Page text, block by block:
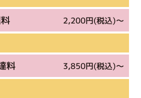
2,200円(税込)～
料 3,850円(税込)～